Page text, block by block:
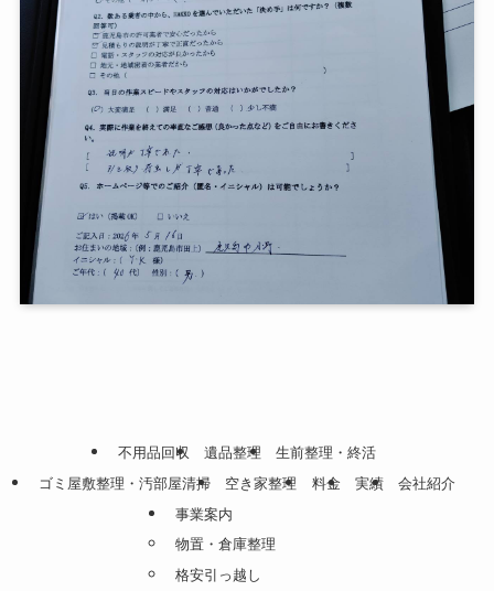
不用品回収 遺品整理
生前整理・終活
ゴミ屋敷整理・汚部屋清掃
空き家整理 料金 実績
会社紹介
事業案内
物置・倉庫整理
格安引っ越し